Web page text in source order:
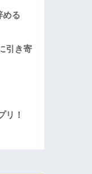
める
引き寄
リ！